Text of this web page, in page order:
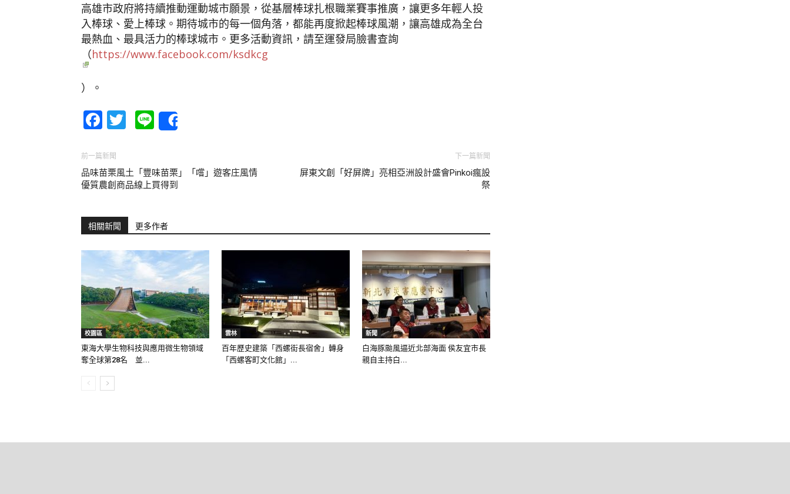
高雄市政府將持續推動運動城市願景，從基層棒球扎根職業賽事推廣，讓更多年輕人投
入棒球、愛上棒球。期待城市的每一個角落，都能再度掀起棒球風潮，讓高雄成為全台
最熱血、最具活力的棒球城市。更多活動資訊，請至運發局臉書查詢
（https://www.facebook.com/ksdkcg
）。
Facebook
Twitter
Line
前一篇新聞
品味苗栗風土「豐味苗栗」「嚐」遊客庄風情
優質農創商品線上買得到
下一篇新聞
屏東文創「好屏牌」亮相亞洲設計盛會Pinkoi瘋設
祭
相關新聞 更多作者
校園區
東海大學生物科技與應用微生物領域
奪全球第28名 並...
雲林
百年歷史建築「西螺街長宿舍」轉身
「西螺客町文化館」...
新聞
白海豚颱風逼近北部海面 侯友宜市長
親自主持白...